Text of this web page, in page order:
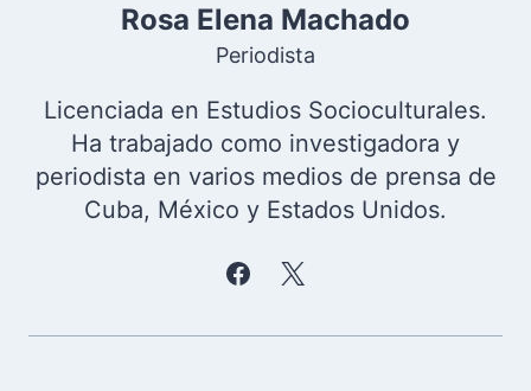
Rosa Elena Machado
Periodista
Licenciada en Estudios Socioculturales.
Ha trabajado como investigadora y
periodista en varios medios de prensa de
Cuba, México y Estados Unidos.